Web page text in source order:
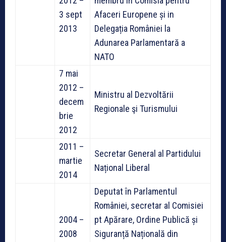
3 sept
2013
Afaceri Europene și in
Delegația României la
Adunarea Parlamentară a
NATO
7 mai
2012 –
decem
brie
2012
Ministru al Dezvoltării
Regionale şi Turismului
2011 –
martie
2014
Secretar General al Partidului
Național Liberal
2004 –
2008
Deputat în Parlamentul
României, secretar al Comisiei
pt Apărare, Ordine Publică și
Siguranță Națională din